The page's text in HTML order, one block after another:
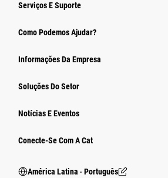
Serviços E Suporte
Como Podemos Ajudar?
Informações Da Empresa
Soluções Do Setor
Notícias E Eventos
Conecte-Se Com A Cat
América Latina ‧ Português